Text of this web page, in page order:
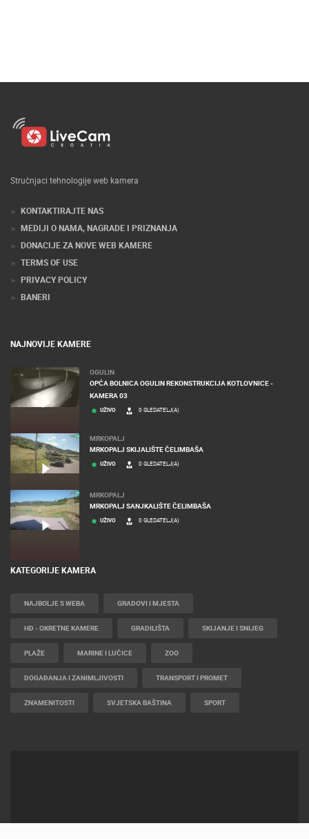
Stručnjaci tehnologije web kamera
KONTAKTIRAJTE NAS
MEDIJI O NAMA, NAGRADE I PRIZNANJA
DONACIJE ZA NOVE WEB KAMERE
TERMS OF USE
PRIVACY POLICY
BANERI
NAJNOVIJE KAMERE
OGULIN
OPĆA BOLNICA OGULIN REKONSTRUKCIJA KOTLOVNICE -
KAMERA 03
UŽIVO 0 GLEDATELJ(A)
MRKOPALJ
MRKOPALJ SKIJALIŠTE ČELIMBAŠA
UŽIVO 0 GLEDATELJ(A)
MRKOPALJ
MRKOPALJ SANJKALIŠTE ČELIMBAŠA
UŽIVO 0 GLEDATELJ(A)
KATEGORIJE KAMERA
NAJBOLJE S WEBA GRADOVI I MJESTA
HD - OKRETNE KAMERE GRADILIŠTA SKIJANJE I SNIJEG
PLAŽE MARINE I LUČICE ZOO
DOGAĐANJA I ZANIMLJIVOSTI TRANSPORT I PROMET
ZNAMENITOSTI SVJETSKA BAŠTINA SPORT